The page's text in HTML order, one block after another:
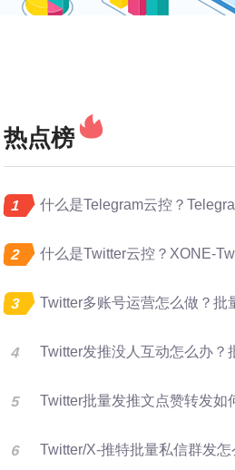
热点榜
什么是Telegram云控？Telegram云控
什么是Twitter云控？XONE-Twitter云控
Twitter多账号运营怎么做？批量发布点赞
Twitter发推没人互动怎么办？批量点赞评论
Twitter批量发推文点赞转发如何提升海外账号矩
Twitter/X-推特批量私信群发怎么做？如何提